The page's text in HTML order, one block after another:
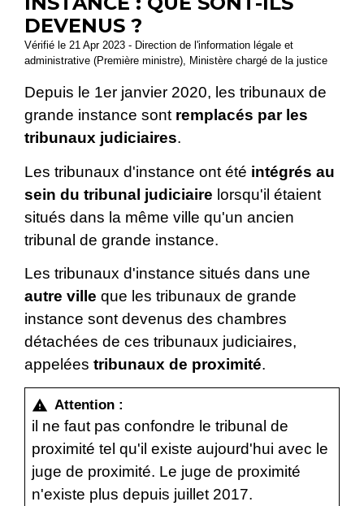
DEVENUS ?
Vérifié le 21 Apr 2023 - Direction de l'information légale et
administrative (Première ministre), Ministère chargé de la justice
Depuis le 1er janvier 2020, les tribunaux de
grande instance sont remplacés par les
tribunaux judiciaires.
Les tribunaux d'instance ont été intégrés au
sein du tribunal judiciaire lorsqu'il étaient
situés dans la même ville qu'un ancien
tribunal de grande instance.
Les tribunaux d'instance situés dans une
autre ville que les tribunaux de grande
instance sont devenus des chambres
détachées de ces tribunaux judiciaires,
appelées tribunaux de proximité.
warning Attention :
il ne faut pas confondre le tribunal de
proximité tel qu'il existe aujourd'hui avec le
juge de proximité. Le juge de proximité
n'existe plus depuis juillet 2017.